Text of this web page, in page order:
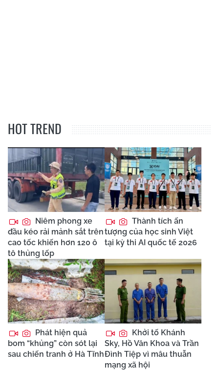
HOT TREND
Niêm phong xe
đầu kéo rải mảnh sắt trên
cao tốc khiến hơn 120 ô
tô thủng lốp
Thành tích ấn
tượng của học sinh Việt
tại kỳ thi AI quốc tế 2026
Phát hiện quả
bom “khủng” còn sót lại
sau chiến tranh ở Hà Tĩnh
Khởi tố Khánh
Sky, Hồ Văn Khoa và Trần
Đình Tiệp vì mâu thuẫn
mạng xã hội